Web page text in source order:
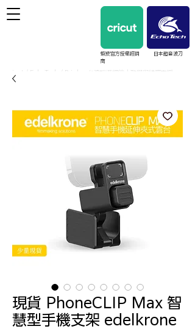
cricut / EchoTech / Prinker 台灣授權經銷｜教學與維護支援
蝦皮官方授權經銷
商
日本超音波刀
現貨 PhoneCLIP Max 智
慧型手機支架 edelkrone